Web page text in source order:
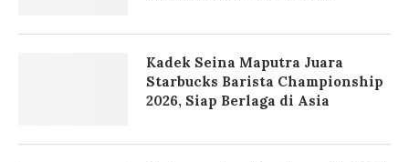
Kadek Seina Maputra Juara
Starbucks Barista Championship
2026, Siap Berlaga di Asia